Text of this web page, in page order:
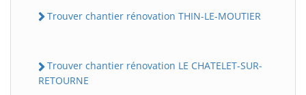
Trouver chantier rénovation THIN-LE-MOUTIER
Trouver chantier rénovation LE CHATELET-SUR-
RETOURNE